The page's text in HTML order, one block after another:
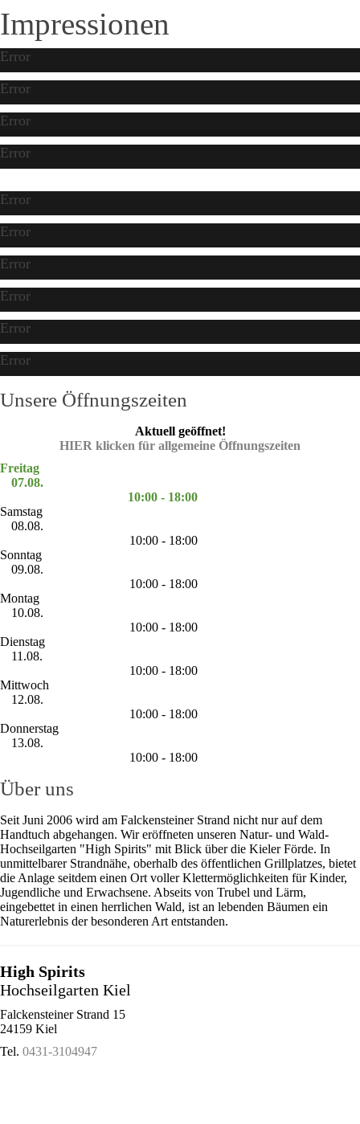
Impressionen
Error
Error
Error
Error
Error
Error
Error
Error
Error
Error
Unsere Öffnungszeiten
Aktuell geöffnet!
HIER klicken für allgemeine Öffnungszeiten
Freitag
07.08.
10:00 - 18:00
Samstag
08.08.
10:00 - 18:00
Sonntag
09.08.
10:00 - 18:00
Montag
10.08.
10:00 - 18:00
Dienstag
11.08.
10:00 - 18:00
Mittwoch
12.08.
10:00 - 18:00
Donnerstag
13.08.
10:00 - 18:00
Über uns
Seit Juni 2006 wird am Falckensteiner Strand nicht nur auf dem
Handtuch abgehangen. Wir eröffneten unseren Natur- und Wald-
Hochseilgarten "High Spirits" mit Blick über die Kieler Förde. In
unmittelbarer Strandnähe, oberhalb des öffentlichen Grillplatzes, bietet
die Anlage seitdem einen Ort voller Klettermöglichkeiten für Kinder,
Jugendliche und Erwachsene. Abseits von Trubel und Lärm,
eingebettet in einen herrlichen Wald, ist an lebenden Bäumen ein
Naturerlebnis der besonderen Art entstanden.
High Spirits
Hochseilgarten Kiel
Falckensteiner Strand 15
24159 Kiel
Tel. 0431-3104947